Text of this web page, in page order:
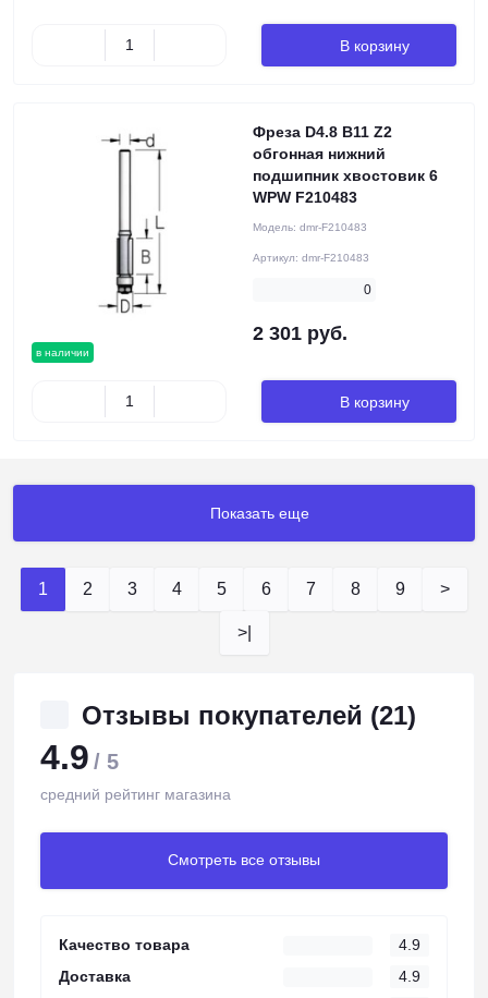
В корзину
в наличии
Фреза D4.8 B11 Z2
обгонная нижний
подшипник хвостовик 6
WPW F210483
Модель: dmr-F210483
Артикул: dmr-F210483
0
2 301 руб.
В корзину
Показать еще
1 2 3 4 5 6 7 8 9 >
>|
Отзывы покупателей (21)
4.9 / 5
средний рейтинг магазина
Смотреть все отзывы
Качество товара
4.9
Доставка
4.9